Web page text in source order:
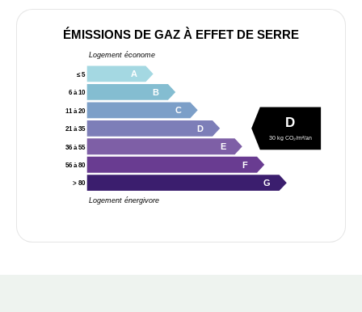
ÉMISSIONS DE GAZ À EFFET DE SERRE
Logement économe
Logement énergivore
≤ 5 A
6 à 10 B
11 à 20 C
21 à 35 D
36 à 55 E
56 à 80 F
> 80 G
D
30 kg CO₂/m²/an